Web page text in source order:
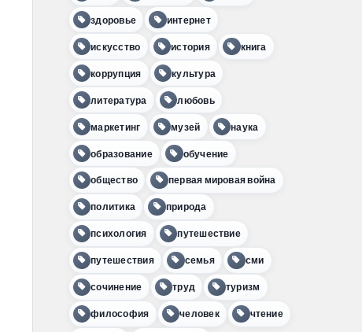
здоровье интернет
искусство история книга
коррупция культура
литература любовь
маркетинг музей наука
образование обучение
общество первая мировая война
политика природа
психология путешествие
путешествия семья сми
сочинение труд туризм
философия человек чтение